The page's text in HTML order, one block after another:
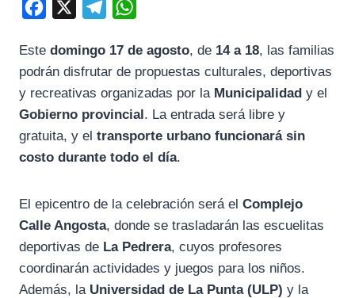
c
e
b
e
g
a
t
s
Este domingo 17 de agosto, de 14 a 18, las familias
podrán disfrutar de propuestas culturales, deportivas
y recreativas organizadas por la Municipalidad y el
Gobierno provincial. La entrada será libre y
gratuita, y el transporte urbano funcionará sin
costo durante todo el día.
El epicentro de la celebración será el Complejo
Calle Angosta, donde se trasladarán las escuelitas
deportivas de La Pedrera, cuyos profesores
coordinarán actividades y juegos para los niños.
Además, la Universidad de La Punta (ULP) y la